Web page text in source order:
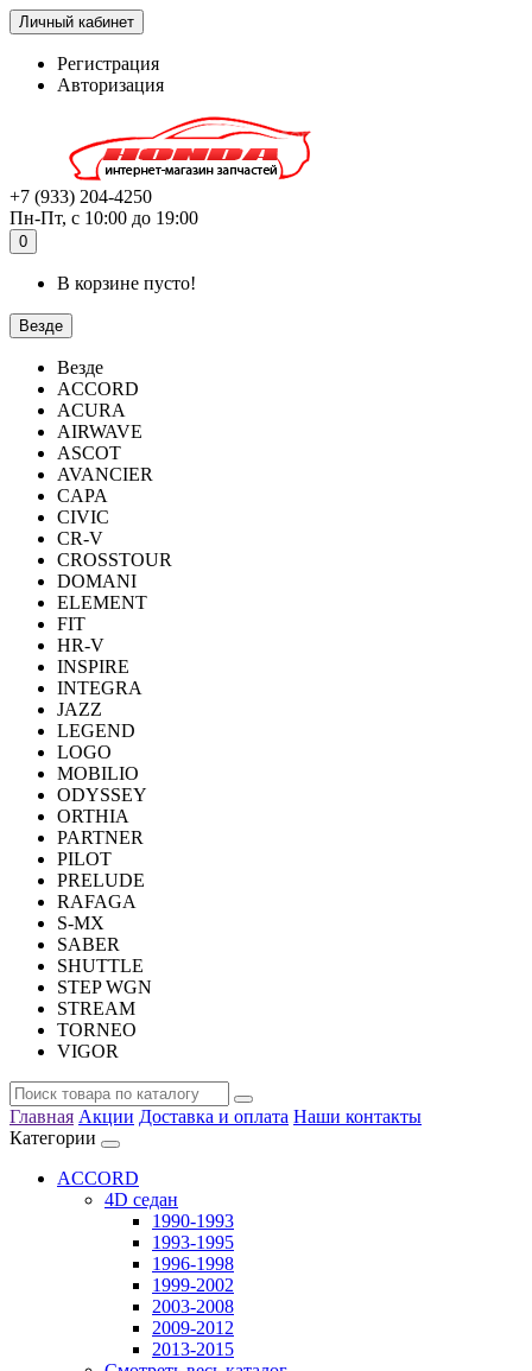
Личный кабинет
Регистрация
Авторизация
+7 (933) 204-4250
Пн-Пт, с 10:00 до 19:00
0
В корзине пусто!
Везде
Везде
ACCORD
ACURA
AIRWAVE
ASCOT
AVANCIER
CAPA
CIVIC
CR-V
CROSSTOUR
DOMANI
ELEMENT
FIT
HR-V
INSPIRE
INTEGRA
JAZZ
LEGEND
LOGO
MOBILIO
ODYSSEY
ORTHIA
PARTNER
PILOT
PRELUDE
RAFAGA
S-MX
SABER
SHUTTLE
STEP WGN
STREAM
TORNEO
VIGOR
Главная Акции Доставка и оплата Наши контакты
Категории
ACCORD
4D седан
1990-1993
1993-1995
1996-1998
1999-2002
2003-2008
2009-2012
2013-2015